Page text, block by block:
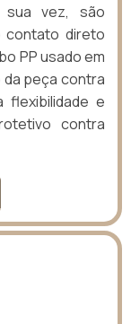
sua vez, são
contato direto
PP usado em
peça contra
flexibilidade e
contra